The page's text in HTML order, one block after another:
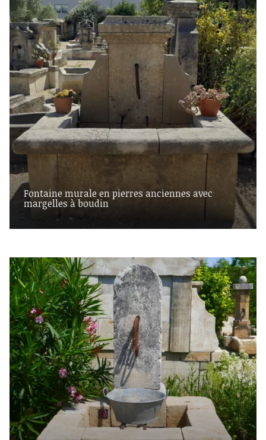
Fontaine murale en pierres anciennes avec
margelles à boudin